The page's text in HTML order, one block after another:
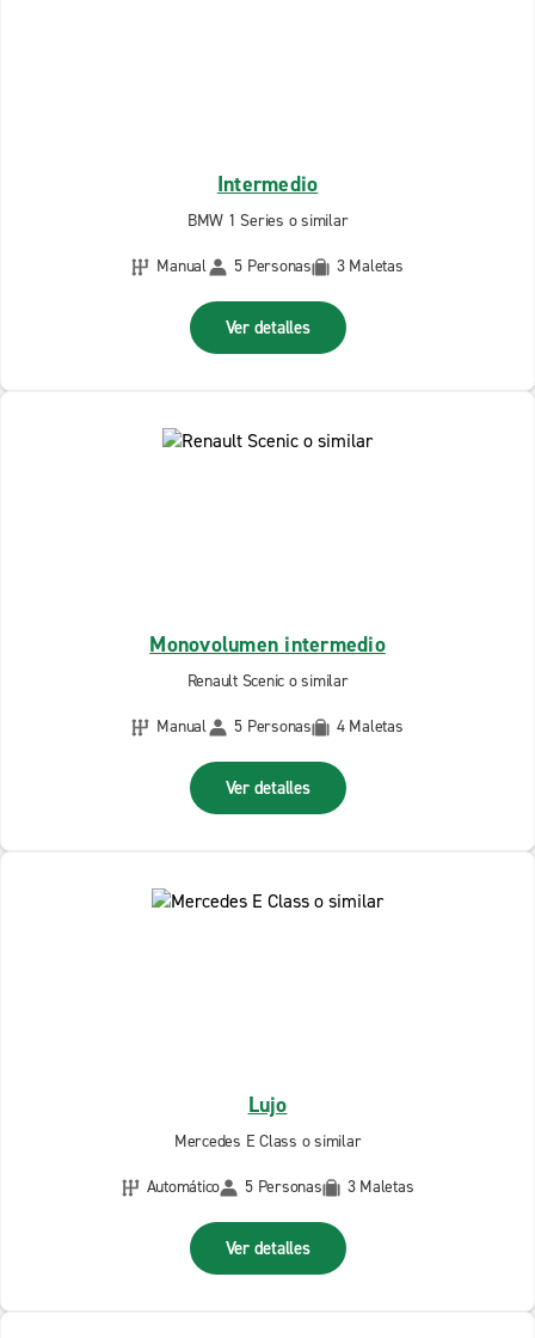
Intermedio
BMW 1 Series o similar
Manual
5 Personas 3 Maletas
Ver detalles
Monovolumen intermedio
Renault Scenic o similar
Manual
5 Personas 4 Maletas
Ver detalles
Lujo
Mercedes E Class o similar
Automático
5 Personas 3 Maletas
Ver detalles